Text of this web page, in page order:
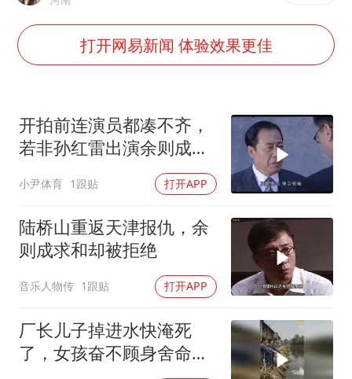
41岁女子为鼓励女儿考上985研究生
多个台风来袭 是否会相互影响
中国经济展现强大韧性和活力
打开网易新闻 体验效果更佳
开拍前连演员都凑不齐，
若非孙红雷出演余则成，
小尹体育 1跟贴 打开APP
陆桥山重返天津报仇，余
则成求和却被拒绝
音乐人物传 1跟贴 打开APP
厂长儿子掉进水快淹死
了，女孩奋不顾身舍命相